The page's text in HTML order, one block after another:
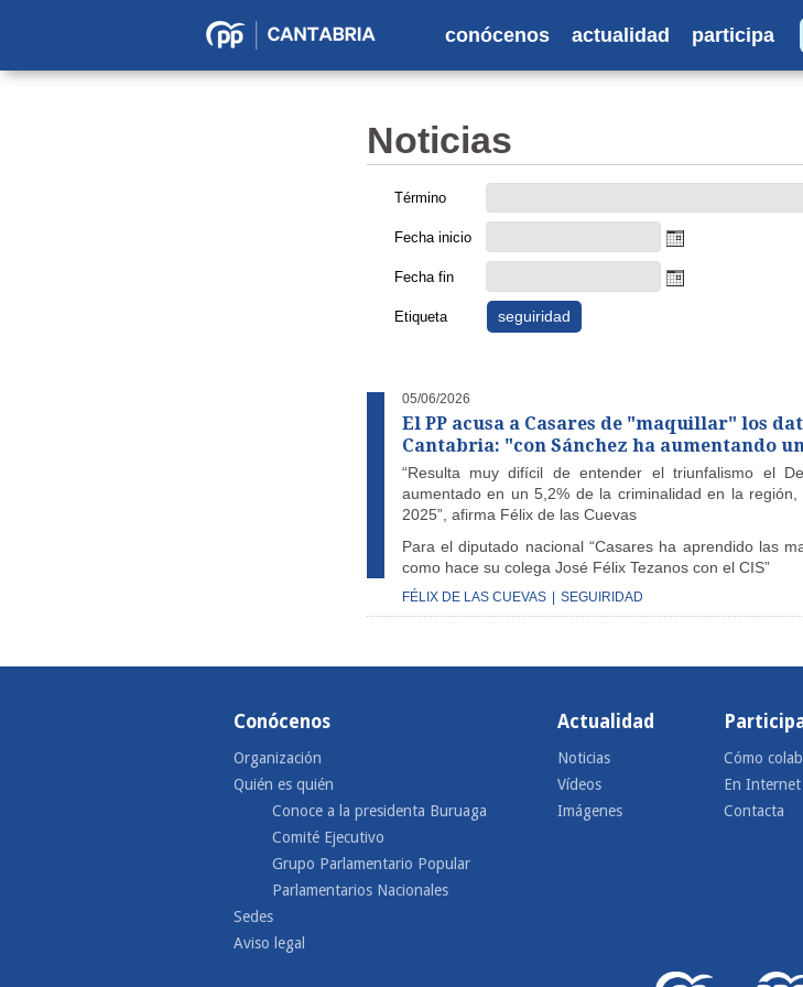
Partido
conócenos actualidad participa
Noticias
Término
Fecha inicio
Fecha fin
Etiqueta seguiridad
05/06/2026
El PP acusa a Casares de "maquillar" los
Cantabria: "con Sánchez ha aumentando
“Resulta muy difícil de entender el triunfalismo el
aumentado en un 5,2% de la criminalidad en la
2025”, afirma Félix de las Cuevas
Para el diputado nacional “Casares ha aprendido las
como hace su colega José Félix Tezanos con el CIS”
FÉLIX DE LAS CUEVAS SEGUIRIDAD
Conócenos
Organización
Quién es quién
Conoce a la presidenta Buruaga
Comité Ejecutivo
Grupo Parlamentario Popular
Parlamentarios Nacionales
Sedes
Aviso legal
Actualidad
Noticias
Vídeos
Imágenes
Cómo
En Internet
Contacta